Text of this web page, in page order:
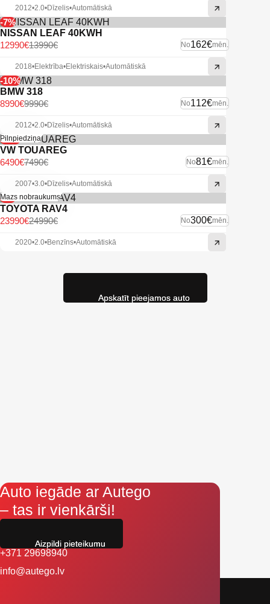
2012•2.0•Dīzelis•Automātiskā
-7%
NISSAN LEAF 40KWH
No162€mēn.
13990€
12990€
2018•Elektrība•Elektriskais•Automātiskā
-10%
BMW 318
No112€mēn.
9990€
8990€
2012•2.0•Dīzelis•Automātiskā
-13%
Pilnpiedziņa
VW TOUAREG
No81€mēn.
7490€
6490€
2007•3.0•Dīzelis•Automātiskā
-4%
Mazs nobraukums
TOYOTA RAV4
No300€mēn.
24990€
23990€
2020•2.0•Benzīns•Automātiskā
Auto iegāde ar Autego
– tas ir vienkārši!
+371 29698940
info@autego.lv